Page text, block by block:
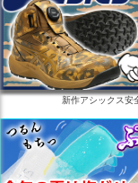
新作アシックス安